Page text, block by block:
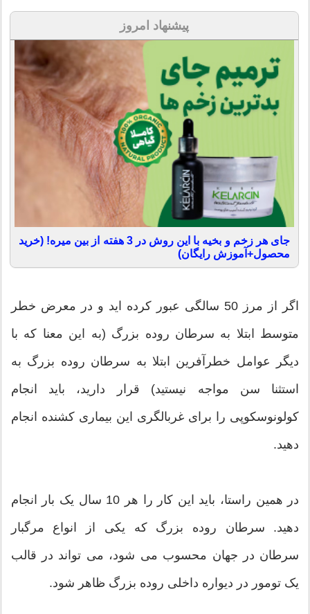
پیشنهاد امروز
جای هر زخم و بخیه با این روش در 3 هفته از بین میره! (خرید
محصول+آموزش رایگان)
اگر از مرز 50 سالگی عبور کرده اید و در معرض خطر
متوسط ابتلا به سرطان روده بزرگ (به این معنا که با
دیگر عوامل خطرآفرین ابتلا به سرطان روده بزرگ به
استثنا سن مواجه نیستید) قرار دارید، باید انجام
کولونوسکوپی را برای غربالگری این بیماری کشنده انجام
دهید.
در همین راستا، باید این کار را هر 10 سال یک بار انجام
دهید. سرطان روده بزرگ که یکی از انواع مرگبار
سرطان در جهان محسوب می شود، می تواند در قالب
یک تومور در دیواره داخلی روده بزرگ ظاهر شود.